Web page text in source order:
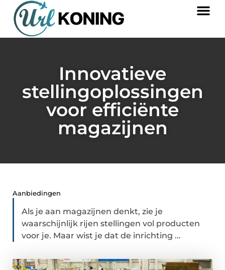
Innovatieve
stellingoplossingen
voor efficiënte
magazijnen
Aanbiedingen
Als je aan magazijnen denkt, zie je
waarschijnlijk rijen stellingen vol producten
voor je. Maar wist je dat de inrichting ...